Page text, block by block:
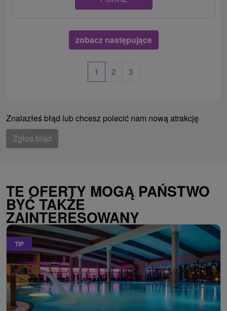
zobacz następujące
1 2 3
Znalazłeś błąd lub chcesz polecić nam nową atrakcję
Zgłoś błąd
TE OFERTY MOGĄ PAŃSTWO
BYĆ TAKŻE
ZAINTERESOWANY
TIP